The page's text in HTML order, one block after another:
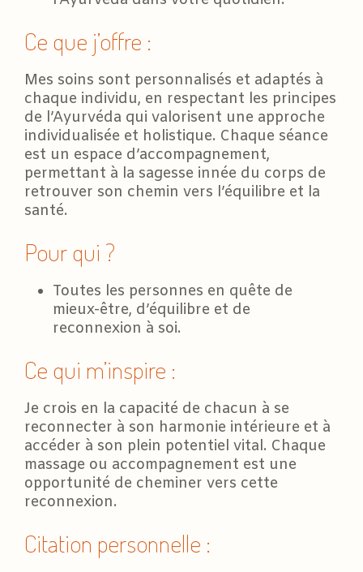
Ce que j’offre :
Mes soins sont personnalisés et adaptés à
chaque individu, en respectant les principes
de l’Ayurvéda qui valorisent une approche
individualisée et holistique. Chaque séance
est un espace d’accompagnement,
permettant à la sagesse innée du corps de
retrouver son chemin vers l’équilibre et la
santé.
Pour qui ?
Toutes les personnes en quête de
mieux-être, d’équilibre et de
reconnexion à soi.
Ce qui m’inspire :
Je crois en la capacité de chacun à se
reconnecter à son harmonie intérieure et à
accéder à son plein potentiel vital. Chaque
massage ou accompagnement est une
opportunité de cheminer vers cette
reconnexion.
Citation personnelle :